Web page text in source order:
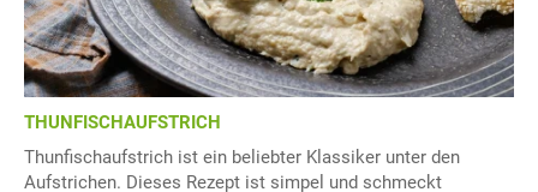
THUNFISCHAUFSTRICH
Thunfischaufstrich ist ein beliebter Klassiker unter den
Aufstrichen. Dieses Rezept ist simpel und schmeckt